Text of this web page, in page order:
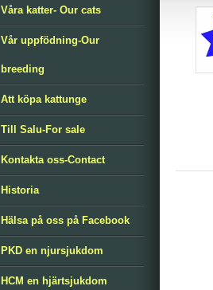
Våra katter- Our cats
Vår uppfödning-Our
breeding
Att köpa kattunge
Till Salu-For sale
Kontakta oss-Contact
Historia
Hälsa på oss på Facebook
PKD en njursjukdom
HCM en hjärtsjukdom